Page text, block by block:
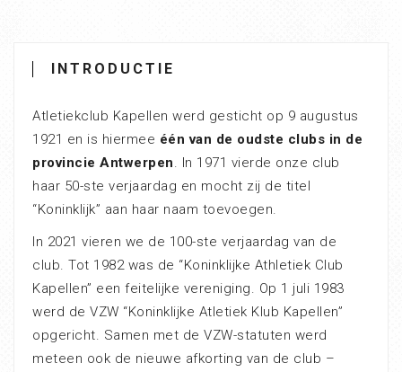
INTRODUCTIE
Atletiekclub Kapellen werd gesticht op 9 augustus
1921 en is hiermee één van de oudste clubs in de
provincie Antwerpen. In 1971 vierde onze club
haar 50-ste verjaardag en mocht zij de titel
“Koninklijk” aan haar naam toevoegen.
In 2021 vieren we de 100-ste verjaardag van de
club. Tot 1982 was de “Koninklijke Athletiek Club
Kapellen” een feitelijke vereniging. Op 1 juli 1983
werd de VZW “Koninklijke Atletiek Klub Kapellen”
opgericht. Samen met de VZW-statuten werd
meteen ook de nieuwe afkorting van de club –